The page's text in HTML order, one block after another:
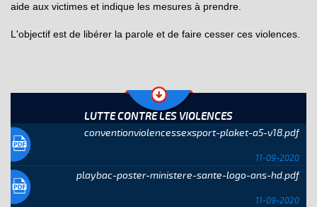
aide aux victimes et indique les mesures à prendre.
L'objectif est de libérer la parole et de faire cesser ces violences.
LUTTE CONTRE LES VIOLENCES
conventionviolencessexsport-plaket-a5-v18.pdf
11-09-2020
playbac-poster-ministere-sante-logo-ans-hd.pdf
11-09-2020